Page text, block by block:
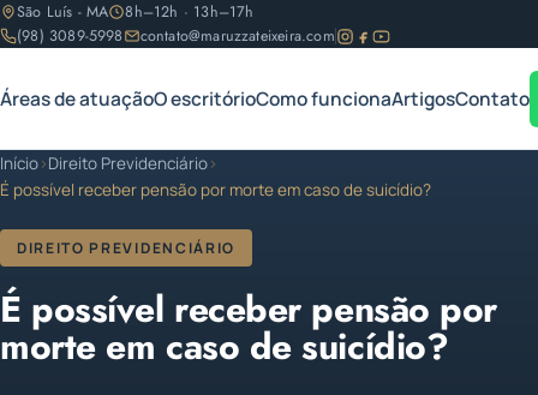
São Luís - MA
8h–12h · 13h–17h
(98) 3089-5998
contato@maruzzateixeira.com
Áreas de atuaçãoO escritórioComo funcionaArtigosContato
Início›Direito Previdenciário›
É possível receber pensão por morte em caso de suicídio?
DIREITO PREVIDENCIÁRIO
É possível receber pensão por
morte em caso de suicídio?